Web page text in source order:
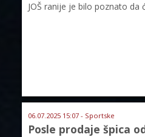
JOŠ ranije je bilo poznato da
06.07.2025 15:07 - Sportske
Posle prodaje špica